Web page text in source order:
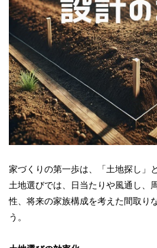
家づくりの第一歩は、「土地探し」
土地選びでは、日当たりや風通し、
性、将来の家族構成を考えた間取り
う。